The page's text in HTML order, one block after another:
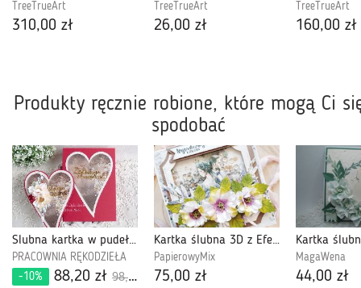
TreeTrueArt
310,00 zł
TreeTrueArt
26,00 zł
TreeTrueArt
160,00 zł
Produkty ręcznie robione, które mogą Ci
spodobać
Ślubna kartka w pudełku 899
PRACOWNIA RĘKODZIEŁA
-10%
88,20 zł 98,00 zł
Kartka ślubna 3D z Efektem Shaker Box (20)
PapierowyMix
75,00 zł
MagaWena
44,00 zł